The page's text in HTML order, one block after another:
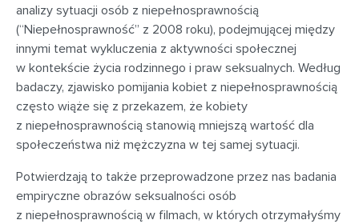
analizy sytuacji osób z niepełnosprawnością
(“Niepełnosprawność” z 2008 roku), podejmującej między
innymi temat wykluczenia z aktywności społecznej
w kontekście życia rodzinnego i praw seksualnych. Według
badaczy, zjawisko pomijania kobiet z niepełnosprawnością
często wiąże się z przekazem, że kobiety
z niepełnosprawnością stanowią mniejszą wartość dla
społeczeństwa niż mężczyzna w tej samej sytuacji.
Potwierdzają to także przeprowadzone przez nas badania
empiryczne obrazów seksualności osób
z niepełnosprawnością w filmach, w których otrzymałyśmy